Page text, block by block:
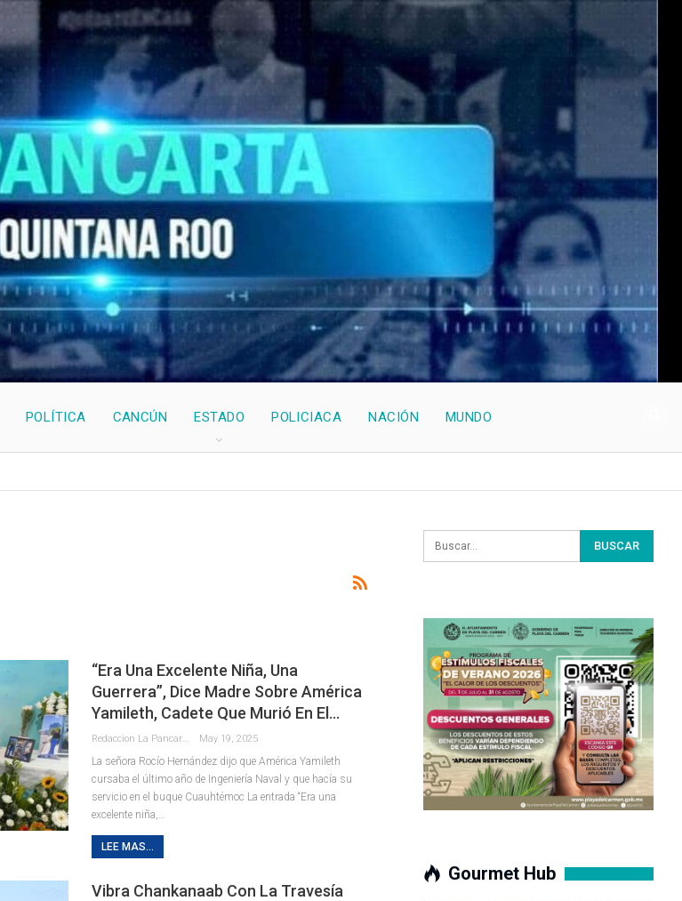
POLÍTICA CANCÚN ESTADO POLICIACA NACIÓN MUNDO
“Era Una Excelente Niña, Una
Guerrera”, Dice Madre Sobre América
Yamileth, Cadete Que Murió En El…
May 19, 2025
La señora Rocío Hernández dijo que América Yamileth
cursaba el último año de Ingeniería Naval y que hacía su
servicio en el buque Cuauhtémoc La entrada “Era una
excelente niña,…
LEE MAS...
Vibra Chankanaab Con La Travesía
Gourmet Hub